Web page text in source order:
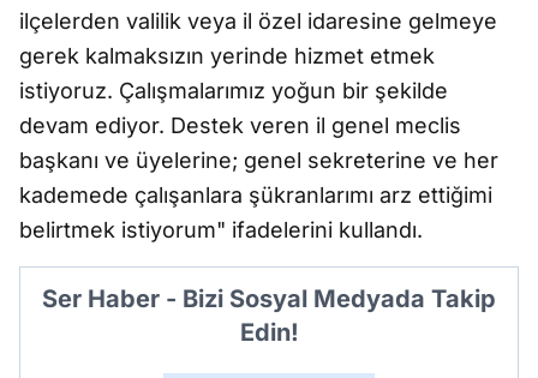
ilçelerden valilik veya il özel idaresine gelmeye
gerek kalmaksızın yerinde hizmet etmek
istiyoruz. Çalışmalarımız yoğun bir şekilde
devam ediyor. Destek veren il genel meclis
başkanı ve üyelerine; genel sekreterine ve her
kademede çalışanlara şükranlarımı arz ettiğimi
belirtmek istiyorum" ifadelerini kullandı.
Ser Haber - Bizi Sosyal Medyada Takip
Edin!